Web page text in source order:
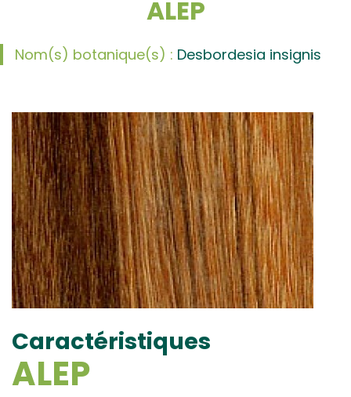
ALEP
Nom(s) botanique(s) : Desbordesia insignis
Caractéristiques
ALEP